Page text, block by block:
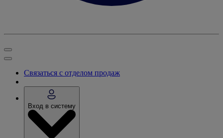
Связаться с отделом продаж
Вход в систему